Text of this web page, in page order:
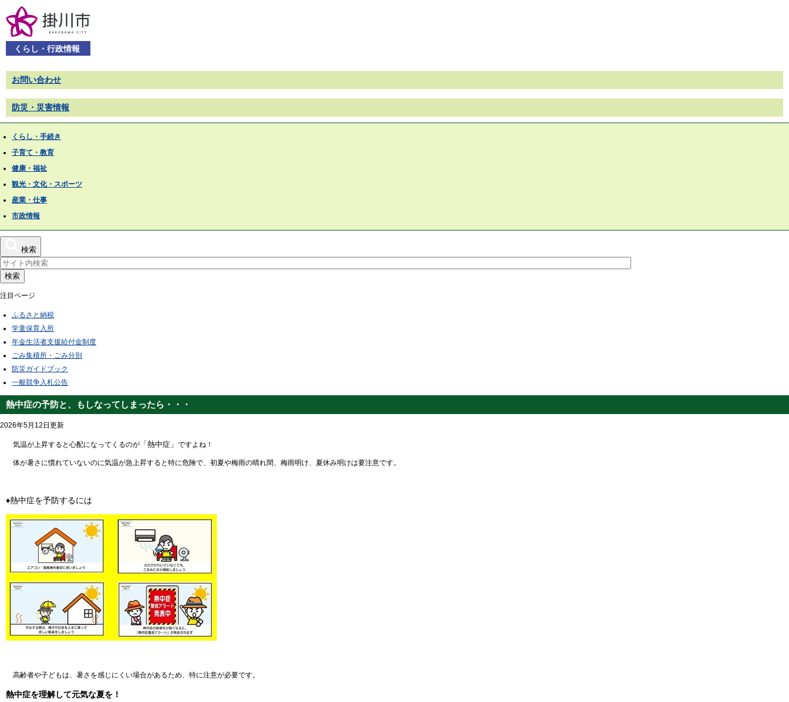
くらし・行政情報
お問い合わせ
防災・災害情報
くらし・手続き
子育て・教育
健康・福祉
観光・文化・スポーツ
産業・仕事
市政情報
検索
検索
注目ページ
ふるさと納税
学童保育入所
年金生活者支援給付金制度
ごみ集積所・ごみ分別
防災ガイドブック
一般競争入札公告
熱中症の予防と、もしなってしまったら・・・
2026年5月12日更新
気温が上昇すると心配になってくるのが 「熱中症」 ですよね！
体が暑さに慣れていないのに気温が急上昇すると特に危険で、初夏や梅雨の晴れ間、梅雨明け、夏休み明けは要注意です。
♦熱中症を予防するには
高齢者や子どもは、暑さを感じにくい場合があるため、特に注意が必要です。
熱中症を理解して元気な夏を！